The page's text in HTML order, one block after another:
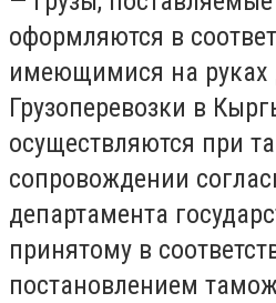
оформляются в
имеющимися на руках
Грузоперевозки в
осуществляются при
сопровождении
департамента
принятому в
постановлением